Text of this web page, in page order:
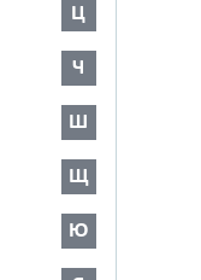
Ц
Ч
Ш
Щ
Ю